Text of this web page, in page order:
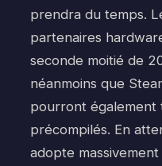
prendra du temps.
partenaires
seconde moitié de
néanmoins que
pourront également
précompilés. En
adopte